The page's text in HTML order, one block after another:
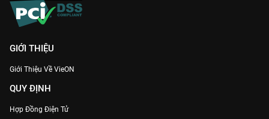
GIỚI THIỆU
Giới Thiệu Về VieON
QUY ĐỊNH
Hợp Đồng Điện Tử